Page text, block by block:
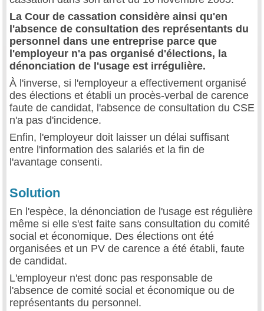
La Cour de cassation considère ainsi qu'en
l'absence de consultation des représentants du
personnel dans une entreprise parce que
l'employeur n'a pas organisé d'élections, la
dénonciation de l'usage est irrégulière.
À l'inverse, si l'employeur a effectivement organisé
des élections et établi un procès-verbal de carence
faute de candidat, l'absence de consultation du CSE
n'a pas d'incidence.
Enfin, l'employeur doit laisser un délai suffisant
entre l'information des salariés et la fin de
l'avantage consenti.
Solution
En l'espèce, la dénonciation de l'usage est régulière
même si elle s'est faite sans consultation du comité
social et économique. Des élections ont été
organisées et un PV de carence a été établi, faute
de candidat.
L'employeur n'est donc pas responsable de
l'absence de comité social et économique ou de
représentants du personnel.